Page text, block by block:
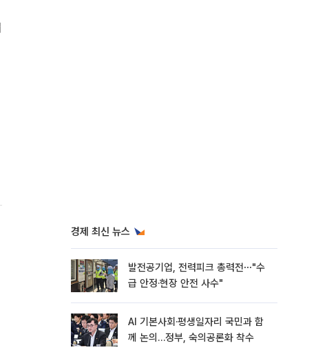
경제 최신 뉴스
발전공기업, 전력피크 총력전⋯"수
급 안정·현장 안전 사수"
AI 기본사회·평생일자리 국민과 함
께 논의…정부, 숙의공론화 착수